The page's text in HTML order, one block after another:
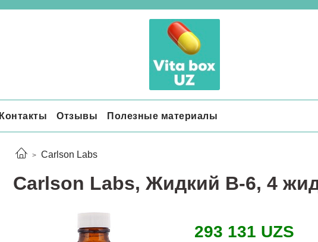
Контакты Отзывы Полезные материалы
Carlson Labs
Carlson Labs, Жидкий B-6, 4
293 131 UZS